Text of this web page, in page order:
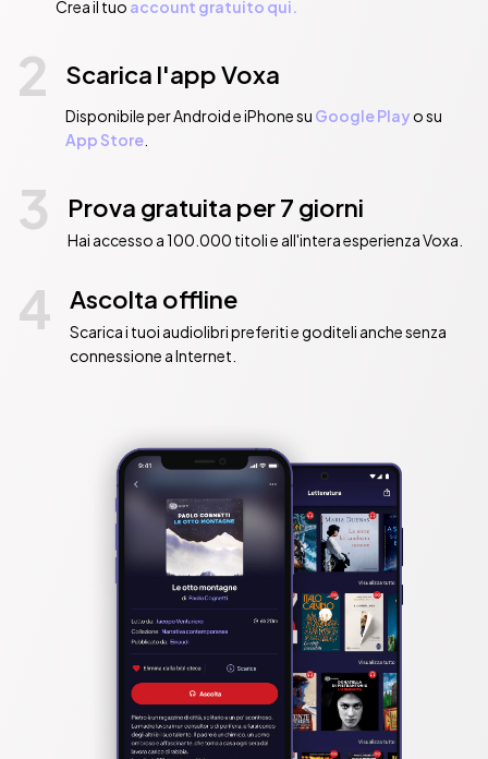
Crea il tuo account gratuito qui.
2 Scarica l'app Voxa
Disponibile per Android e iPhone su Google Playo su
App Store.
3 Prova gratuita per 7 giorni
Hai accesso a 100.000 titoli e all'intera esperienza Voxa.
4 Ascolta offline
Scarica i tuoi audiolibri preferiti e goditeli anche senza
connessione a Internet.